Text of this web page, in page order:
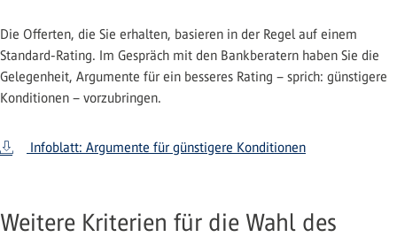
Die Offerten, die Sie erhalten, basieren in der Regel auf einem
Standard-Rating. Im Gespräch mit den Bankberatern haben Sie die
Gelegenheit, Argumente für ein besseres Rating – sprich: günstigere
Konditionen – vorzubringen.
Infoblatt: Argumente für günstigere Konditionen
Weitere Kriterien für die Wahl des